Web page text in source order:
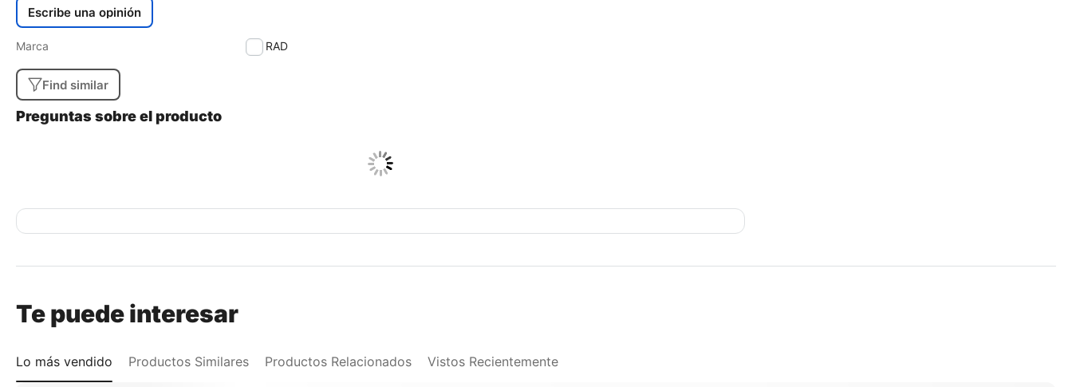
Escribe una opinión
Marca SIMRAD
Find similar
Preguntas sobre el producto
Te puede interesar
Lo más vendido Productos Similares Productos Relacionados Vistos Recientemente